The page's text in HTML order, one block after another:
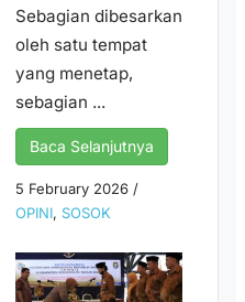
Sebagian dibesarkan
oleh satu tempat
yang menetap,
sebagian ...
Baca Selanjutnya
5 February 2026 /
OPINI, SOSOK